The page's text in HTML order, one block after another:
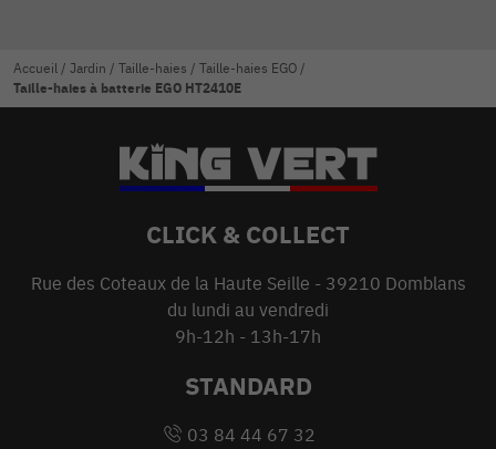
Accueil / Jardin / Taille-haies / Taille-haies EGO /
Taille-haies à batterie EGO HT2410E
CLICK & COLLECT
Rue des Coteaux de la Haute Seille - 39210 Domblans
du lundi au vendredi
9h-12h - 13h-17h
STANDARD
03 84 44 67 32